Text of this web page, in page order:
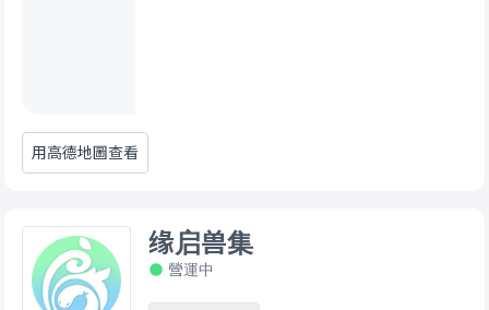
用高德地圖查看
缘启兽集
營運中